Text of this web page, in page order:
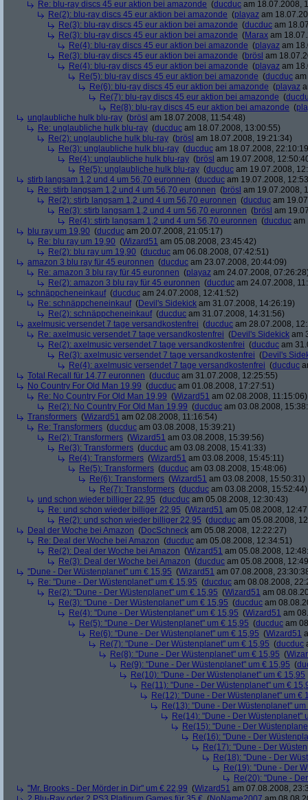
Re: blu-ray discs 45 eur aktion bei amazonde (ducduc am 18.07.2008,
Re(2): blu-ray discs 45 eur aktion bei amazonde (playaz am
Re(3): blu-ray discs 45 eur aktion bei amazonde (ducduc am
Re(3): blu-ray discs 45 eur aktion bei amazonde (Marax am
Re(4): blu-ray discs 45 eur aktion bei amazonde (playaz am
Re(3): blu-ray discs 45 eur aktion bei amazonde (brösl am
Re(4): blu-ray discs 45 eur aktion bei amazonde (playaz am
Re(5): blu-ray discs 45 eur aktion bei amazonde (ducduc
Re(6): blu-ray discs 45 eur aktion bei amazonde (playaz
Re(7): blu-ray discs 45 eur aktion bei amazonde (
Re(8): blu-ray discs 45 eur aktion bei amazonde (
unglaubliche hulk blu-ray (brösl am 18.07.2008, 11:54:48)
Re: unglaubliche hulk blu-ray (ducduc am 18.07.2008, 13:00:55)
Re(2): unglaubliche hulk blu-ray (brösl am 18.07.2008, 19:21:34)
Re(3): unglaubliche hulk blu-ray (ducduc am 18.07.2008,
Re(4): unglaubliche hulk blu-ray (brösl am 19.07.2008,
Re(5): unglaubliche hulk blu-ray (ducduc am 19.07.2008,
stirb langsam 1,2 und 4 um 56,70 euronnen (ducduc am 19.07.2008,
Re: stirb langsam 1,2 und 4 um 56,70 euronnen (brösl am 19.07.2008,
Re(2): stirb langsam 1,2 und 4 um 56,70 euronnen (ducduc am
Re(3): stirb langsam 1,2 und 4 um 56,70 euronnen (brösl am
Re(4): stirb langsam 1,2 und 4 um 56,70 euronnen (ducduc am
blu ray um 19,90 (ducduc am 20.07.2008, 21:05:17)
Re: blu ray um 19,90 (Wizard51 am 05.08.2008, 23:45:42)
Re(2): blu ray um 19,90 (ducduc am 06.08.2008, 07:42:51)
amazon 3 blu ray für 45 euronnen (ducduc am 23.07.2008, 20:44:09)
Re: amazon 3 blu ray für 45 euronnen (playaz am 24.07.2008,
Re(2): amazon 3 blu ray für 45 euronnen (ducduc am 24.07.2008,
schnäppcheneinkauf(ducduc am 24.07.2008, 12:41:52)
Re: schnäppcheneinkauf(Devil's Sidekick am 31.07.2008, 14:26:19)
Re(2): schnäppcheneinkauf(ducduc am 31.07.2008, 14:31:56)
axelmusic versendet 7 tage versandkostenfrei (ducduc am 28.07.2008,
Re: axelmusic versendet 7 tage versandkostenfrei (Devil's Sidekick am
Re(2): axelmusic versendet 7 tage versandkostenfrei (ducduc am
Re(3): axelmusic versendet 7 tage versandkostenfrei (Devil's
Re(4): axelmusic versendet 7 tage versandkostenfrei (ducduc
Total Recall für 14,77 euronnen (ducduc am 31.07.2008, 12:25:55)
No Country For Old Man 19,99 (ducduc am 01.08.2008, 17:27:51)
Re: No Country For Old Man 19,99 (Wizard51 am 02.08.2008, 11:15:06)
Re(2): No Country For Old Man 19,99 (ducduc am 03.08.2008,
Transformers (Wizard51 am 02.08.2008, 11:16:54)
Re: Transformers (ducduc am 03.08.2008, 15:39:21)
Re(2): Transformers (Wizard51 am 03.08.2008, 15:39:56)
Re(3): Transformers (ducduc am 03.08.2008, 15:41:33)
Re(4): Transformers (Wizard51 am 03.08.2008, 15:45:11)
Re(5): Transformers (ducduc am 03.08.2008, 15:48:06)
Re(6): Transformers (Wizard51 am 03.08.2008, 15:50:31)
Re(7): Transformers (ducduc am 03.08.2008, 15:52:44)
und schon wieder billiger 22,95 (ducduc am 05.08.2008, 12:30:43)
Re: und schon wieder billiger 22,95 (Wizard51 am 05.08.2008,
Re(2): und schon wieder billiger 22,95 (ducduc am 05.08.2008,
Deal der Woche bei Amazon (DocSchneck am 05.08.2008, 12:22:27)
Re: Deal der Woche bei Amazon (ducduc am 05.08.2008, 12:34:51)
Re(2): Deal der Woche bei Amazon (Wizard51 am 05.08.2008,
Re(3): Deal der Woche bei Amazon (ducduc am 05.08.2008,
"Dune - Der Wüstenplanet" um € 15,95 (Wizard51 am 07.08.2008,
Re: "Dune - Der Wüstenplanet" um € 15,95 (ducduc am 08.08.2008,
Re(2): "Dune - Der Wüstenplanet" um € 15,95 (Wizard51 am
Re(3): "Dune - Der Wüstenplanet" um € 15,95 (ducduc am
Re(4): "Dune - Der Wüstenplanet" um € 15,95 (Wizard51 am
Re(5): "Dune - Der Wüstenplanet" um € 15,95 (ducduc am
Re(6): "Dune - Der Wüstenplanet" um € 15,95 (Wizard51
Re(7): "Dune - Der Wüstenplanet" um € 15,95 (ducduc
Re(8): "Dune - Der Wüstenplanet" um € 15,95 (
Re(9): "Dune - Der Wüstenplanet" um € 15,95 (
Re(10): "Dune - Der Wüstenplanet" um € 15,95
Re(11): "Dune - Der Wüstenplanet" um €
Re(12): "Dune - Der Wüstenplanet" um €
Re(13): "Dune - Der Wüstenplanet"
Re(14): "Dune - Der Wüstenplanet"
Re(15): "Dune - Der
Re(16): "Dune - Der
Re(17): "Dune - Der
Re(18): "Dune - Der
Re(19): "Dune - Der
Re(20): "Dune -
"Mr. Brooks - Der Mörder in Dir" um € 22,99 (Wizard51 am 07.08.2008,